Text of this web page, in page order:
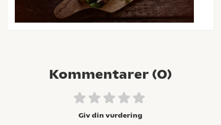
Kommentarer (0)
Giv din vurdering